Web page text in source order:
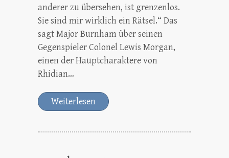
anderer zu übersehen, ist grenzenlos.
Sie sind mir wirklich ein Rätsel.“ Das
sagt Major Burnham über seinen
Gegenspieler Colonel Lewis Morgan,
einen der Hauptcharaktere von
Rhidian…
Weiterlesen